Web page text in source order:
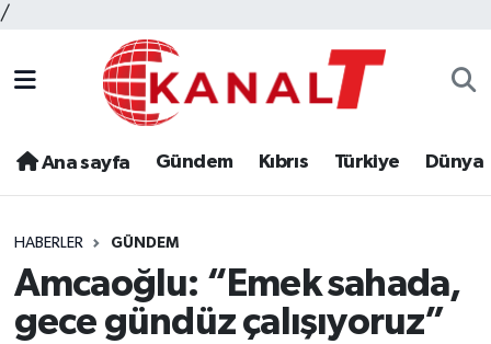
/
Ana sayfa Gündem Kıbrıs Türkiye Dünya
HABERLER GÜNDEM
Amcaoğlu: “Emek sahada,
gece gündüz çalışıyoruz”